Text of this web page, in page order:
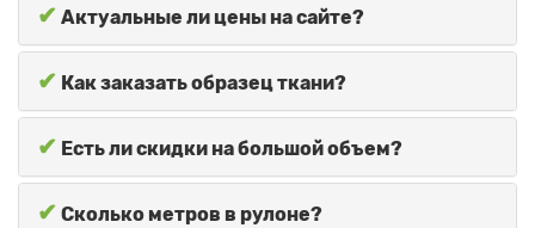
✔ Актуальные ли цены на сайте?
✔ Как заказать образец ткани?
✔ Есть ли скидки на большой объем?
✔ Сколько метров в рулоне?